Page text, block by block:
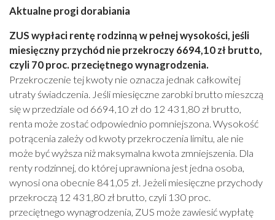
Aktualne progi dorabiania
ZUS wypłaci rentę rodzinną w pełnej wysokości, jeśli
miesięczny przychód nie przekroczy 6694,10 zł brutto,
czyli 70 proc. przeciętnego wynagrodzenia.
Przekroczenie tej kwoty nie oznacza jednak całkowitej
utraty świadczenia. Jeśli miesięczne zarobki brutto mieszczą
się w przedziale od 6694,10 zł do 12 431,80 zł brutto,
renta może zostać odpowiednio pomniejszona. Wysokość
potrącenia zależy od kwoty przekroczenia limitu, ale nie
może być wyższa niż maksymalna kwota zmniejszenia. Dla
renty rodzinnej, do której uprawniona jest jedna osoba,
wynosi ona obecnie 841,05 zł. Jeżeli miesięczne przychody
przekroczą 12 431,80 zł brutto, czyli 130 proc.
przeciętnego wynagrodzenia, ZUS może zawiesić wypłatę